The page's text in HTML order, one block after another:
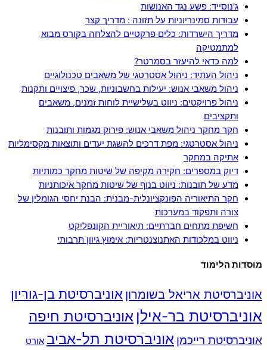
ג'נוסייד: פשע נגד האנושות
עבודות סמינריוניות על תזונה : מדריך קצר
מדריך הישרדות: כלים פרקטיים להצלחה בקורס מבוא
למתמטיקה
למה כדאי להיעזר בסמרטר?
ניהול העתיד: ניהול אסטרטגי של משאבים טכנולוגיים
ניהול משאבי אנוש: יעילות בחשבוניות, שכר, פיצויים ותקנות
ניהול פרויקטים: ניווט בשלישיית לוחות זמנים, משאבים
ותקציבים
חקר מחקר ניהול משאבי אנוש: פירוק מגמות ותובנות
ניהול אסטרטגי: מפת דרכים להשגת יעדים ותוצאות מקסימליות
אתיקה במחקר
דיוק במספרים: חקירה מקיפה של שיטות מחקר כמותיות
מדע של תובנות: ניווט בנוף של שיטות מחקר איכותניות
חקר התיאוריה הפונקציונלית-מבנית: הבנת יחסי הגומלין של
צורה ותפקוד במערכות
חשיפת מתחים חברתיים: תיאוריית הקונפליקט
ניווט במלכודות האתנוצנטריות: אימוץ גיוון תרבותי
מוסדות הלימוד
אוניברסיטת אריאל בשומרון אוניברסיטת בן-גוריון
אוניברסיטת בר-אילן אוניברסיטת חיפה
אוניברסיטת רייכמן אוניברסיטת תל-אביב אורט